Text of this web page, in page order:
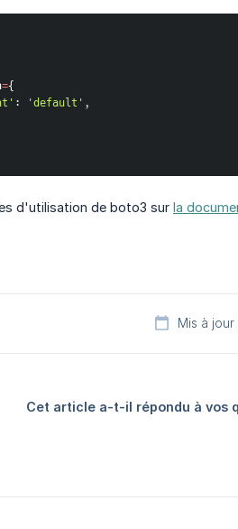
={
: 'default' ,
d'utilisation de boto3 sur la
Mis à
Cet article a-t-il répondu à vos